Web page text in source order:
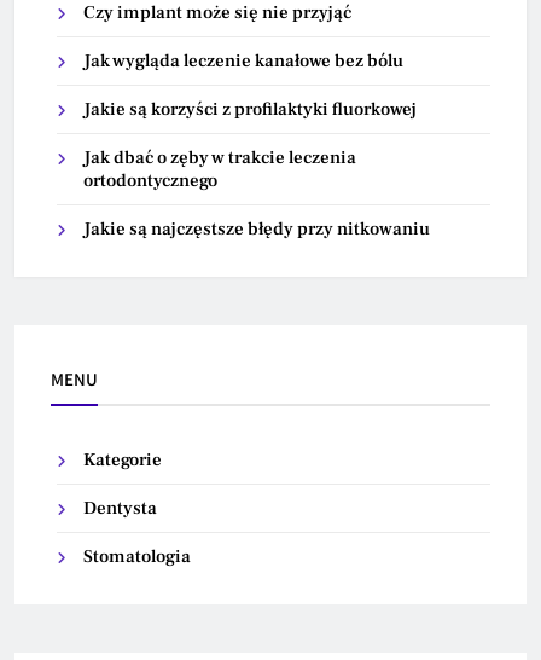
Czy implant może się nie przyjąć
Jak wygląda leczenie kanałowe bez bólu
Jakie są korzyści z profilaktyki fluorkowej
Jak dbać o zęby w trakcie leczenia
ortodontycznego
Jakie są najczęstsze błędy przy nitkowaniu
MENU
Kategorie
Dentysta
Stomatologia